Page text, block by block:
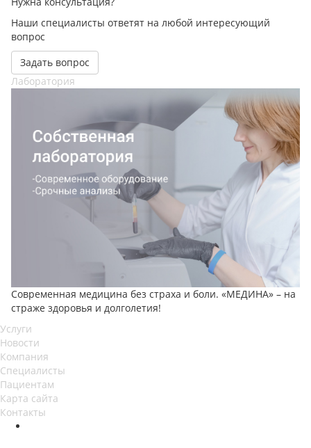
Наши специалисты ответят на любой интересующий
вопрос
Задать вопрос
Лаборатория
Современная медицина без страха и боли. «МЕДИНА» – на
страже здоровья и долголетия!
Услуги
Новости
Компания
Специалисты
Пациентам
Карта сайта
Контакты